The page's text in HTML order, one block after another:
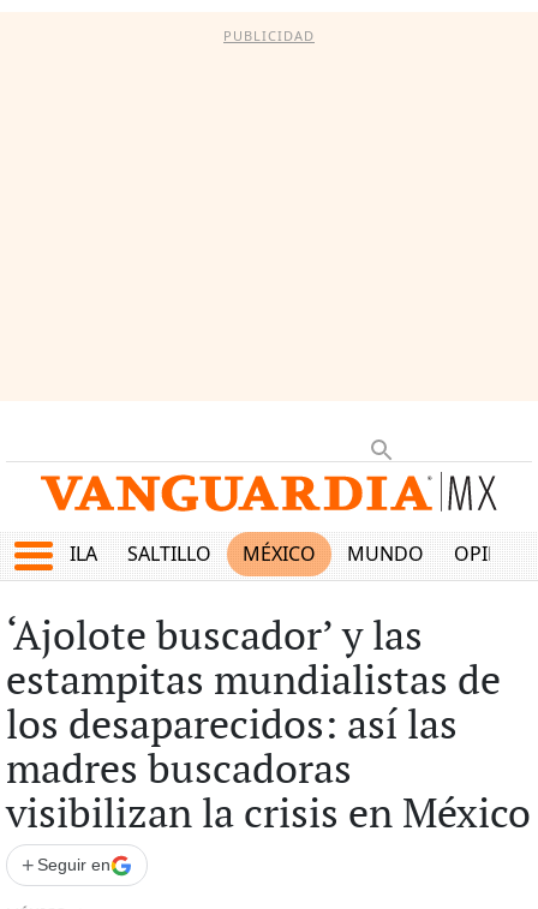
PUBLICIDAD
COAHUILA SALTILLO MÉXICO MUNDO OPINIÓN
‘Ajolote buscador’ y las
estampitas mundialistas de
los desaparecidos: así las
madres buscadoras
visibilizan la crisis en México
+ Seguir en